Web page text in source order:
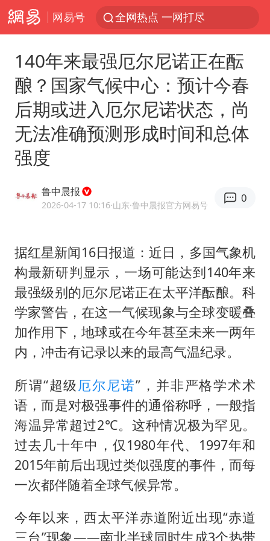
网易号 全网热点 一网打尽
140年来最强厄尔尼诺正在酝
酿？国家气候中心：预计今春
后期或进入厄尔尼诺状态，尚
无法准确预测形成时间和总体
强度
鲁中晨报
2026-04-17 10:16·山东·鲁中晨报官方网易号
0
据红星新闻16日报道：近日，多国气象机
构最新研判显示，一场可能达到140年来
最强级别的厄尔尼诺正在太平洋酝酿。科
学家警告，在这一气候现象与全球变暖叠
加作用下，地球或在今年甚至未来一两年
内，冲击有记录以来的最高气温纪录。
所谓“超级厄尔尼诺”，并非严格学术术
语，而是对极强事件的通俗称呼，一般指
海温异常超过2℃。这种情况极为罕见。
过去几十年中，仅1980年代、1997年和
2015年前后出现过类似强度的事件，而每
一次都伴随着全球气候异常。
今年以来，西太平洋赤道附近出现“赤道
三台”现象——南北半球同时生成3个热带